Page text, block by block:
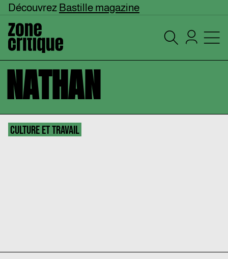
Découvrez Bastille magazine
NATHAN
CULTURE ET TRAVAIL